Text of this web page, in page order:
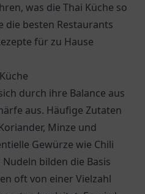
was die Thai Küche so
die besten Restaurants
für zu Hause
durch ihre Balance aus
aus. Häufige Zutaten
Minze und
Gewürze wie Chili
bilden die Basis
oft von einer Vielzahl